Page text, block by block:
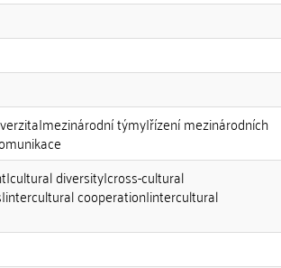
týmy|řízení mezinárodních
diversity|cross-cultural
cooperation|intercultural